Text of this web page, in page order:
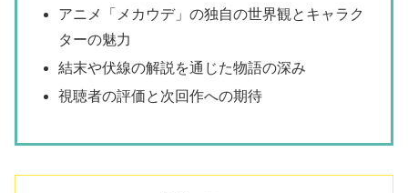
アニメ「メカウデ」の独自の世界観とキャラク
ターの魅力
結末や伏線の解説を通じた物語の深み
視聴者の評価と次回作への期待